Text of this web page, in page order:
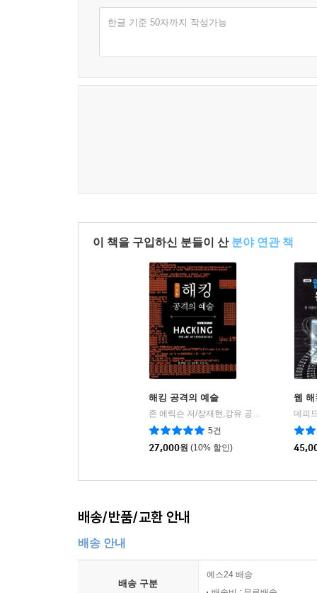
____시험해 보기
한글 기준 50자까지 작성가능
이 책을 구입하신 분들이 산 분야 연관 책
해킹 공격의 예술
존 에릭슨 저/장재현,강유 공역
에이콘출판
5건
27,000원 (10% 할인)
웹
배송/반품/교환 안내
배송 안내
배송 구분
예스24 배송